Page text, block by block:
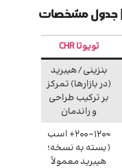
تویوتا CHR
بنزینی/هیبرید
(در بازارها) تمرکز
بر ترکیب طراحی
و راندمان
≈120–200+ اسب
(بسته به نسخه؛
هیبرید معمولاً